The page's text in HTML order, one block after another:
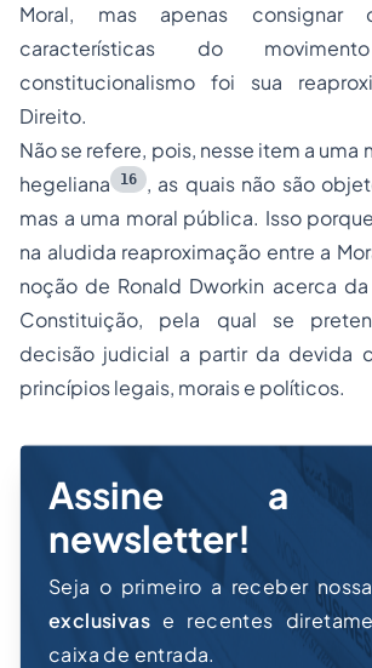
Moral, mas apenas
características do
constitucionalismo foi sua
Direito.
Não se refere, pois, nesse item a uma
hegeliana
16
, as quais não são
mas a uma moral pública. Isso
na aludida reaproximação entre a
noção de Ronald Dworkin acerca
Constituição, pela qual se
decisão judicial a partir da devida
princípios legais, morais e políticos.
Assine a
newsletter!
Seja o primeiro a receber
exclusivas e recentes
caixa de entrada.